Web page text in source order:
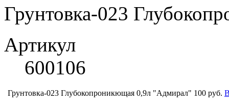
Грунтовка-023
Артикул
600106
Грунтовка-023 Глубокопроникющая 0,9л "Адмирал" 100 руб.